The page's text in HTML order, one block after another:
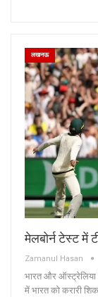
लखनऊ
मेलबोर्न टेस्ट में
Zamanul Hasan
भारत और ऑस्ट्रेल‍िया
में भारत को करारी